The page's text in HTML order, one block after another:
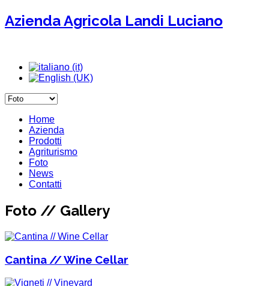
Azienda Agricola Landi Luciano
Home
Azienda
Prodotti
Agriturismo
Foto
News
Contatti
Foto // Gallery
Cantina // Wine Cellar